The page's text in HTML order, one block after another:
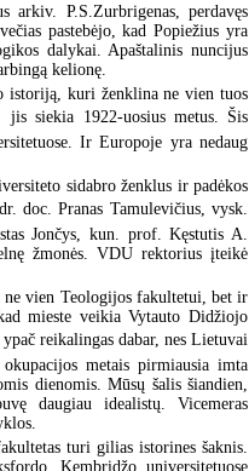
P.S.Zurbrigenas, perdavęs
pastebėjo, kad Popiežius yra
dalykai. Apaštalinis nuncijus
kelionę.
istoriją, kuri ženklina ne vien tuos
siekia 1922-uosius metus. Šis
Ir Europoje yra nedaug
sidabro ženklus ir padėkos
doc. Pranas Tamulevičius, vysk.
Jončys, kun. prof. Kęstutis A.
žmonės. VDU rektorius įteikė
ne vien Teologijos fakultetui, bet ir
mieste veikia Vytauto Didžiojo
reikalingas dabar, nes Lietuvai
metais pirmiausia imta
dienomis. Mūsų šalis šiandien,
daugiau idealistų. Vicemeras
turi gilias istorines šaknis.
Kembridžo universitetuose